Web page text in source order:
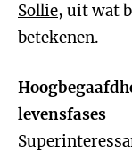
Sollie, uit wat
betekenen.
levensfases